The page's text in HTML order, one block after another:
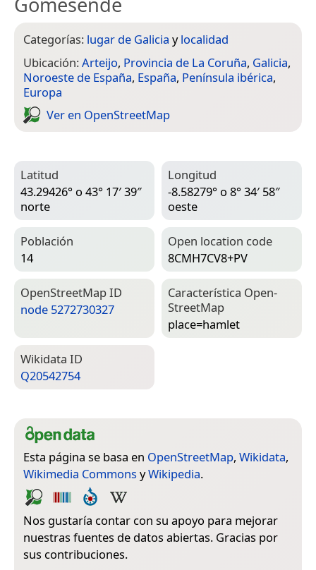
Categorías: lugar de Galicia ylocalidad
Ubicación:Arteijo, Provincia de La Coruña, Galicia,
Noroeste de España, España, Península ibérica,
Europa
Ver en Open­Street­Map
Latitud
43.29426° o 43° 17′ 39″
norte
Longitud
-8.58279° o 8° 34′ 58″
oeste
Población
14
Open location code
8CMH7CV8+PV
Open­Street­Map ID
node 5272730327
Característica Open­
Street­Map
place=­hamlet
Wiki­data ID
Q20542754
Esta página se basa en OpenStreetMap, Wikidata,
Wikimedia Commons yWikipedia.
Nos gustaría contar con su apoyo para mejorar
nuestras fuentes de datos abiertas. Gracias por
sus contribuciones.